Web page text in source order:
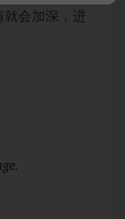
会加深，进